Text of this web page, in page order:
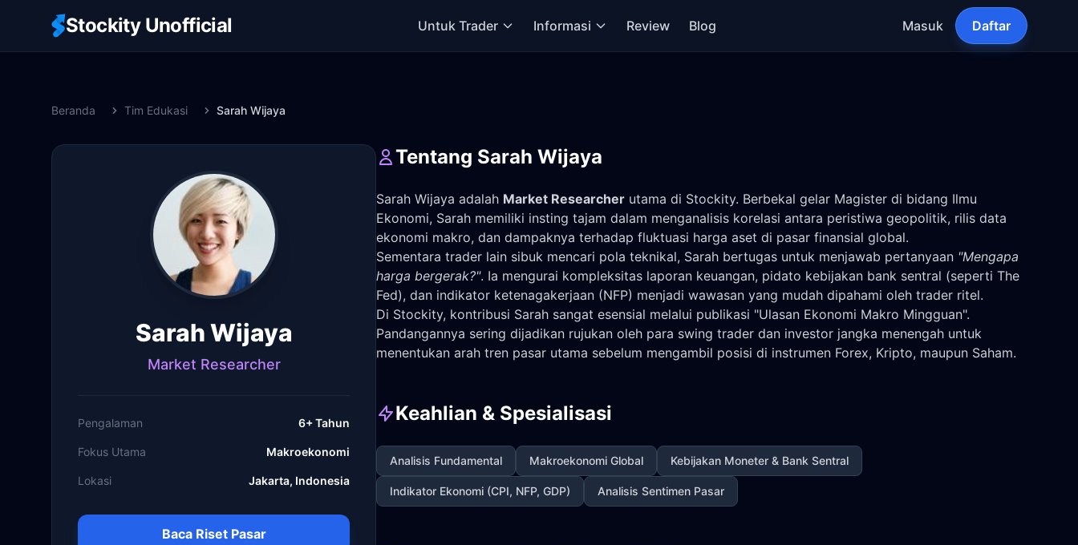
Stockity Unofficial Untuk Trader Informasi Review Blog Masuk Daftar
Beranda Tim Edukasi Sarah Wijaya
Sarah Wijaya
Market Researcher
Pengalaman 6+ Tahun
Fokus Utama Makroekonomi
Lokasi Jakarta, Indonesia
Baca Riset Pasar
Tentang Sarah Wijaya
Sarah Wijaya adalah Market Researcher utama di Stockity. Berbekal gelar Magister di bidang Ilmu
Ekonomi, Sarah memiliki insting tajam dalam menganalisis korelasi antara peristiwa geopolitik, rilis data
ekonomi makro, dan dampaknya terhadap fluktuasi harga aset di pasar finansial global.
Sementara trader lain sibuk mencari pola teknikal, Sarah bertugas untuk menjawab pertanyaan "Mengapa
harga bergerak?". Ia mengurai kompleksitas laporan keuangan, pidato kebijakan bank sentral (seperti The
Fed), dan indikator ketenagakerjaan (NFP) menjadi wawasan yang mudah dipahami oleh trader ritel.
Di Stockity, kontribusi Sarah sangat esensial melalui publikasi "Ulasan Ekonomi Makro Mingguan".
Pandangannya sering dijadikan rujukan oleh para swing trader dan investor jangka menengah untuk
menentukan arah tren pasar utama sebelum mengambil posisi di instrumen Forex, Kripto, maupun Saham.
Keahlian & Spesialisasi
Analisis Fundamental Makroekonomi Global Kebijakan Moneter & Bank Sentral
Indikator Ekonomi (CPI, NFP, GDP) Analisis Sentimen Pasar